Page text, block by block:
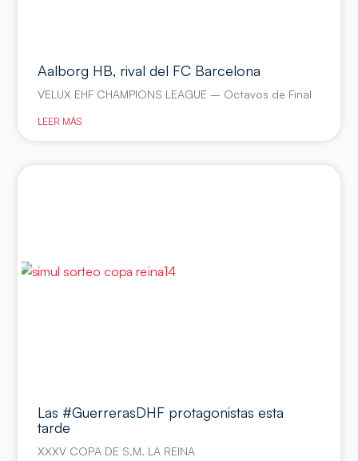
Aalborg HB, rival del FC Barcelona
VELUX EHF CHAMPIONS LEAGUE – Octavos de Final
LEER MÁS
Las #GuerrerasDHF protagonistas esta
tarde
XXXV COPA DE S.M. LA REINA